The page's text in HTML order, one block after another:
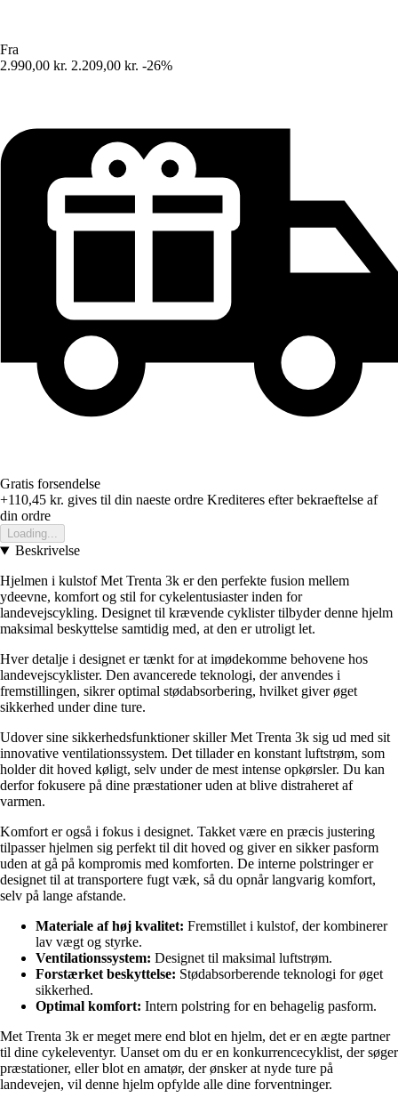
Fra
2.990,00 kr. 2.209,00 kr. -26%
Gratis forsendelse
+110,45 kr. gives til din naeste ordre Krediteres efter bekraeftelse af
din ordre
Loading...
Beskrivelse
Hjelmen i kulstof Met Trenta 3k er den perfekte fusion mellem
ydeevne, komfort og stil for cykelentusiaster inden for
landevejscykling. Designet til krævende cyklister tilbyder denne hjelm
maksimal beskyttelse samtidig med, at den er utroligt let.
Hver detalje i designet er tænkt for at imødekomme behovene hos
landevejscyklister. Den avancerede teknologi, der anvendes i
fremstillingen, sikrer optimal stødabsorbering, hvilket giver øget
sikkerhed under dine ture.
Udover sine sikkerhedsfunktioner skiller Met Trenta 3k sig ud med sit
innovative ventilationssystem. Det tillader en konstant luftstrøm, som
holder dit hoved køligt, selv under de mest intense opkørsler. Du kan
derfor fokusere på dine præstationer uden at blive distraheret af
varmen.
Komfort er også i fokus i designet. Takket være en præcis justering
tilpasser hjelmen sig perfekt til dit hoved og giver en sikker pasform
uden at gå på kompromis med komforten. De interne polstringer er
designet til at transportere fugt væk, så du opnår langvarig komfort,
selv på lange afstande.
Materiale af høj kvalitet: Fremstillet i kulstof, der kombinerer
lav vægt og styrke.
Ventilationssystem: Designet til maksimal luftstrøm.
Forstærket beskyttelse: Stødabsorberende teknologi for øget
sikkerhed.
Optimal komfort: Intern polstring for en behagelig pasform.
Met Trenta 3k er meget mere end blot en hjelm, det er en ægte partner
til dine cykeleventyr. Uanset om du er en konkurrencecyklist, der søger
præstationer, eller blot en amatør, der ønsker at nyde ture på
landevejen, vil denne hjelm opfylde alle dine forventninger.